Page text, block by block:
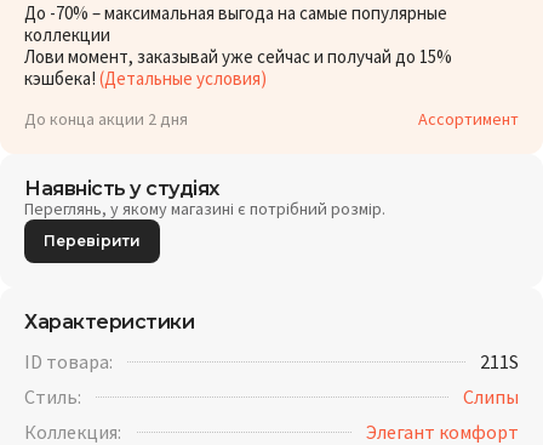
До -70% – максимальная выгода на самые популярные
коллекции
Лови момент, заказывай уже сейчас и получай до 15%
кэшбека! (Детальные условия)
До конца акции 2 дня Ассортимент
Наявність у студіях
Переглянь, у якому магазині є потрібний розмір.
Перевірити
Характеристики
ID товара:
211S
Стиль:
Слипы
Коллекция:
Элегант комфорт